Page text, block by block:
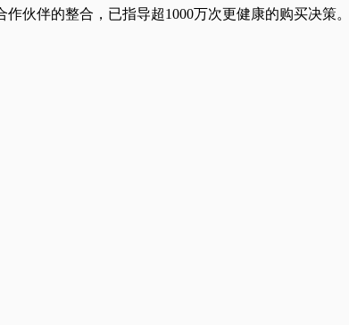
伙伴的整合，已指导超1000万次更健康的购买决策